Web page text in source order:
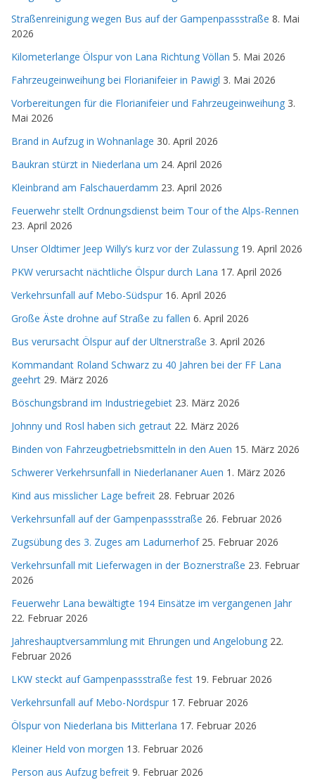
Straßenreinigung wegen Bus auf der Gampenpassstraße 8. Mai
2026
Kilometerlange Ölspur von Lana Richtung Völlan 5. Mai 2026
Fahrzeugeinweihung bei Florianifeier in Pawigl 3. Mai 2026
Vorbereitungen für die Florianifeier und Fahrzeugeinweihung 3.
Mai 2026
Brand in Aufzug in Wohnanlage 30. April 2026
Baukran stürzt in Niederlana um 24. April 2026
Kleinbrand am Falschauerdamm 23. April 2026
Feuerwehr stellt Ordnungsdienst beim Tour of the Alps-Rennen
23. April 2026
Unser Oldtimer Jeep Willy’s kurz vor der Zulassung 19. April 2026
PKW verursacht nächtliche Ölspur durch Lana 17. April 2026
Verkehrsunfall auf Mebo-Südspur 16. April 2026
Große Äste drohne auf Straße zu fallen 6. April 2026
Bus verursacht Ölspur auf der Ultnerstraße 3. April 2026
Kommandant Roland Schwarz zu 40 Jahren bei der FF Lana
geehrt 29. März 2026
Böschungsbrand im Industriegebiet 23. März 2026
Johnny und Rosl haben sich getraut 22. März 2026
Binden von Fahrzeugbetriebsmitteln in den Auen 15. März 2026
Schwerer Verkehrsunfall in Niederlananer Auen 1. März 2026
Kind aus misslicher Lage befreit 28. Februar 2026
Verkehrsunfall auf der Gampenpassstraße 26. Februar 2026
Zugsübung des 3. Zuges am Ladurnerhof 25. Februar 2026
Verkehrsunfall mit Lieferwagen in der Boznerstraße 23. Februar
2026
Feuerwehr Lana bewältigte 194 Einsätze im vergangenen Jahr
22. Februar 2026
Jahreshauptversammlung mit Ehrungen und Angelobung 22.
Februar 2026
LKW steckt auf Gampenpassstraße fest 19. Februar 2026
Verkehrsunfall auf Mebo-Nordspur 17. Februar 2026
Ölspur von Niederlana bis Mitterlana 17. Februar 2026
Kleiner Held von morgen 13. Februar 2026
Person aus Aufzug befreit 9. Februar 2026